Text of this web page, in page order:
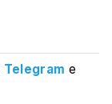
Telegram e